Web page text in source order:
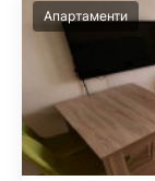
Апартаменти